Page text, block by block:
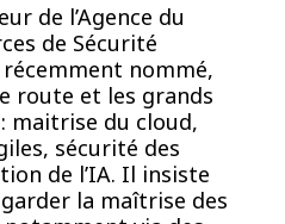
de l’Agence du
de Sécurité
nommé,
route et les grands
maitrise du cloud,
sécurité des
de l’IA. Il insiste
la maîtrise des